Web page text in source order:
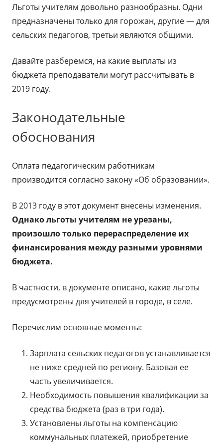
Льготы учителям довольно разнообразны. Одни
предназначены только для горожан, другие — для
сельских педагогов, третьи являются общими.
Давайте разберемся, на какие выплаты из
бюджета преподаватели могут рассчитывать в
2019 году.
Законодательные
обоснования
Оплата педагогическим работникам
производится согласно закону «Об образовании».
В 2013 году в этот документ внесены изменения.
Однако льготы учителям не урезаны,
произошло только перераспределение их
финансирования между разными уровнями
бюджета.
В частности, в документе описано, какие льготы
предусмотрены для учителей в городе, в селе.
Перечислим основные моменты:
Зарплата сельских педагогов устанавливается
не ниже средней по региону. Базовая ее
часть увеличивается.
Необходимость повышения квалификации за
средства бюджета (раз в три года).
Установлены льготы на компенсацию
коммунальных платежей, приобретение